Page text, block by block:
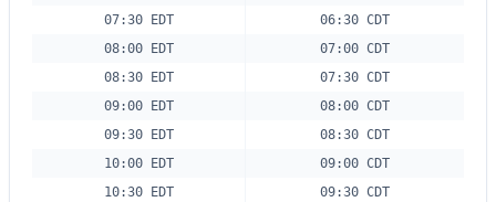
07:30 EDT
06:30 CDT
08:00 EDT
07:00 CDT
08:30 EDT
07:30 CDT
09:00 EDT
08:00 CDT
09:30 EDT
08:30 CDT
10:00 EDT
09:00 CDT
10:30 EDT
09:30 CDT